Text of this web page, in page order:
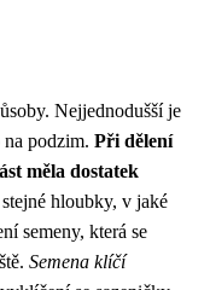
Nejjednodušší je
na podzim. Při dělení
měla dostatek
hloubky, v jaké
semeny, která se
Semena klíčí